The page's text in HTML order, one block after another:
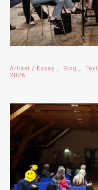
Artikel / Essay , Blog , Text
2026